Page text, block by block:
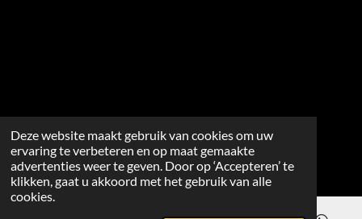
Deze website maakt gebruik van cookies om uw
ervaring te verbeteren en op maat gemaakte
advertenties weer te geven. Door op ‘Accepteren’ te
klikken, gaat u akkoord met het gebruik van alle
cookies.